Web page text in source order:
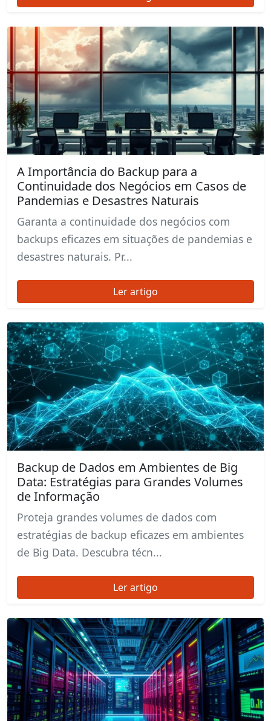
A Importância do Backup para a
Continuidade dos Negócios em Casos de
Pandemias e Desastres Naturais
Garanta a continuidade dos negócios com
backups eficazes em situações de pandemias e
desastres naturais. Pr...
Ler artigo
Backup de Dados em Ambientes de Big
Data: Estratégias para Grandes Volumes
de Informação
Proteja grandes volumes de dados com
estratégias de backup eficazes em ambientes
de Big Data. Descubra técn...
Ler artigo